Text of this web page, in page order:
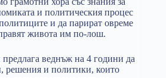
и политическия процес
и да парират овреме
живота им по-лош.
веднъж на 4 години да
решения и политики, които